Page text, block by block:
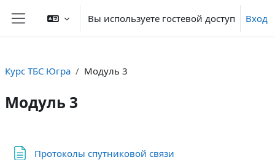
Перейти к основному содержанию
Боковая панель
Вы используете гостевой доступ Вход
Курс ТБС Югра Модуль 3
Модуль 3
Протоколы спутниковой связи